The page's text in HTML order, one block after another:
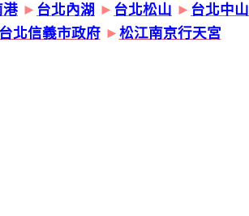
港 ► 台北內湖 ► 台北松山 ► 台北中山
台北信義市政府► 松江南京行天宮